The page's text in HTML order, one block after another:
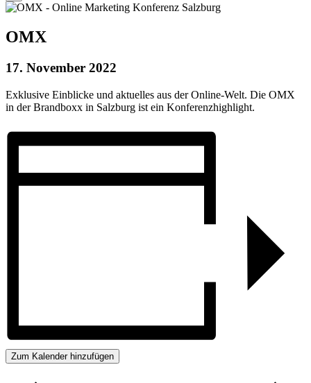
OMX
17. November 2022
Exklusive Einblicke und aktuelles aus der Online-Welt. Die OMX
in der Brandboxx in Salzburg ist ein Konferenzhighlight.
Zum Kalender hinzufügen